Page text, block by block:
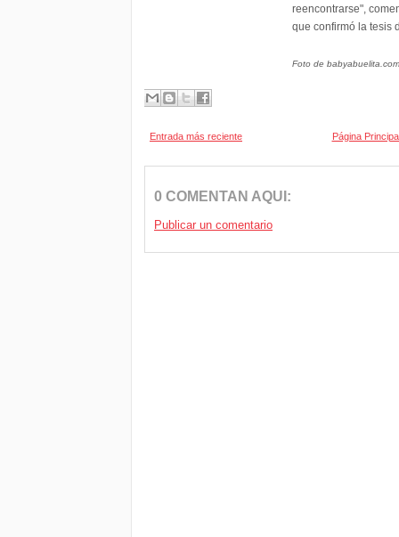
reencontrarse",
que confirmó la tesis
Foto de babyabuelita.com
Entrada más reciente Página
0 COMENTAN AQUI:
Publicar un comentario